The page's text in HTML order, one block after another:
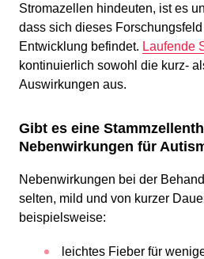
Stromazellen hindeuten, ist es
dass sich dieses
Entwicklung befindet. Laufende
kontinuierlich sowohl die kurz-
Auswirkungen aus.
Gibt es eine
Nebenwirkungen für
Nebenwirkungen bei der
selten, mild und von kurzer
beispielsweise:
leichtes Fieber für